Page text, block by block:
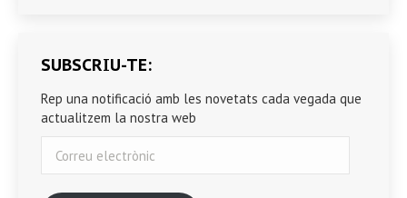
SUBSCRIU-TE:
Rep una notificació amb les novetats cada vegada que
actualitzem la nostra web
electrònic